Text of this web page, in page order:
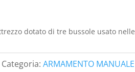
dotato di tre bussole usato
Categoria: ARMAMENTO MANUALE